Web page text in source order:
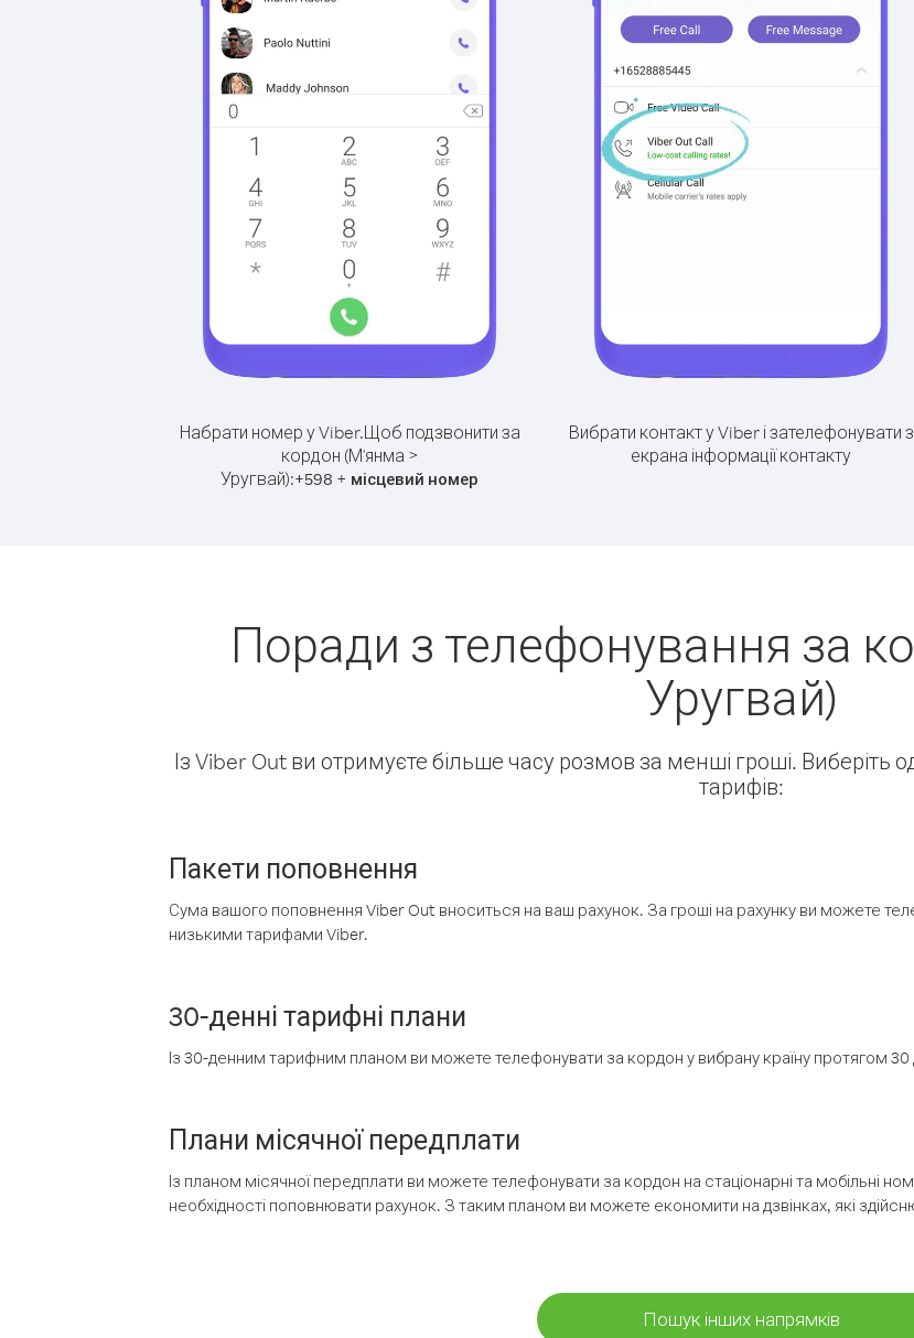
Набрати номер у Viber.Щоб подзвонити за
кордон (М'янма >
Уругвай):+598 + місцевий номер
Вибрати контакт у Viber і зателефонувати з
екрана інформації контакту
Поради з телефонування за
Уругвай)
Із Viber Out ви отримуєте більше часу розмов за менші гроші. Виберіть
тарифів:
Пакети поповнення
Сума вашого поповнення Viber Out вноситься на ваш рахунок. За гроші на рахунку ви можете
низькими тарифами Viber.
30-денні тарифні плани
Із 30-денним тарифним планом ви можете телефонувати за кордон у вибрану країну протягом
Плани місячної передплати
Із планом місячної передплати ви можете телефонувати за кордон на стаціонарні та мобільні
необхідності поповнювати рахунок. З таким планом ви можете економити на дзвінках, які
Пошук інших напрямків